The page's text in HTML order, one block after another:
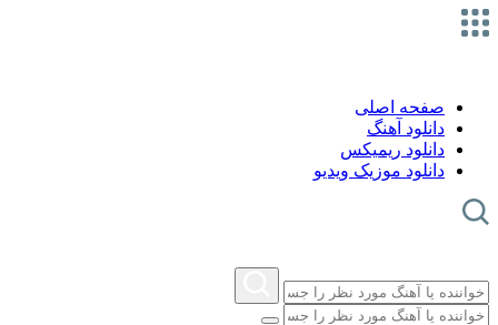
صفحه اصلی
دانلود آهنگ
دانلود ریمیکس
دانلود موزیک ویدیو